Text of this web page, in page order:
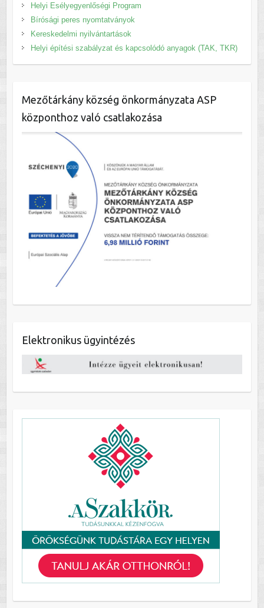
Helyi Esélyegyenlőségi Program
Bírósági peres nyomtatványok
Kereskedelmi nyilvántartások
Helyi építési szabályzat és kapcsolódó anyagok (TAK, TKR)
Mezőtárkány község önkormányzata ASP
központhoz való csatlakozása
Elektronikus ügyintézés